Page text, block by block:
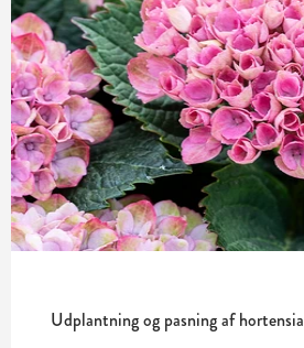
Udplantning og pasning af hortensia